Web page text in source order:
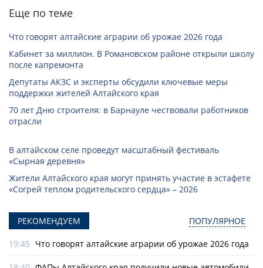
Еще по теме
Что говорят алтайские аграрии об урожае 2026 года
Кабинет за миллион. В Романовском районе открыли школу
после капремонта
Депутаты АКЗС и эксперты обсудили ключевые меры
поддержки жителей Алтайского края
70 лет Дню строителя: в Барнауле чествовали работников
отрасли
В алтайском селе проведут масштабный фестиваль
«Сырная деревня»
Жители Алтайского края могут принять участие в эстафете
«Согрей теплом родительского сердца» – 2026
РЕКОМЕНДУЕМ ПОПУЛЯРНОЕ
19:45 Что говорят алтайские аграрии об урожае 2026 года